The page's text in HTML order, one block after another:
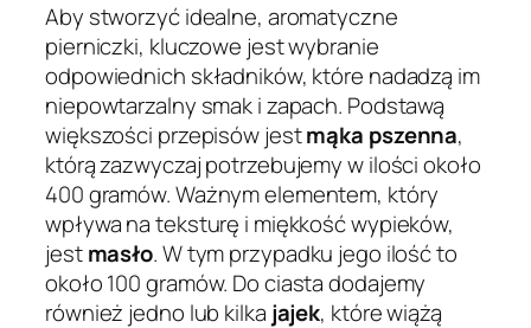
Aby stworzyć idealne, aromatyczne
pierniczki, kluczowe jest wybranie
odpowiednich składników, które nadadzą im
niepowtarzalny smak i zapach. Podstawą
większości przepisów jestmąka pszenna,
którą zazwyczaj potrzebujemy w ilości około
400 gramów. Ważnym elementem, który
wpływa na teksturę i miękkość wypieków,
jestmasło. W tym przypadku jego ilość to
około 100 gramów. Do ciasta dodajemy
również jedno lub kilka jajek, które wiążą